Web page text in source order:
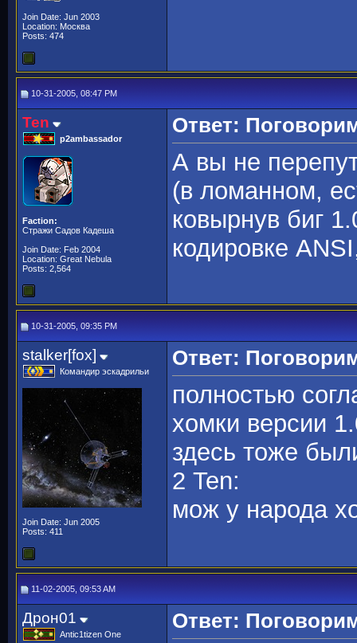
Join Date: Jun 2003
Location: Москва
Posts: 474
10-31-2005, 08:47 PM
Ten
p2ambassador
Faction:
Стражи Садов Кадеша
Join Date: Feb 2004
Location: Great Nebula
Posts: 2,564
Ответ:
А вы не
(в ломанном,
ковырнув биг
кодировке
10-31-2005, 09:35 PM
stalker[fox]
Командир эскадрильи
Join Date: Jun 2005
Posts: 411
Ответ:
полностью
хомки версии
здесь тоже
2 Ten:
мож у народа
11-02-2005, 09:53 AM
Дрон01
Antic1tizen One
Ответ: